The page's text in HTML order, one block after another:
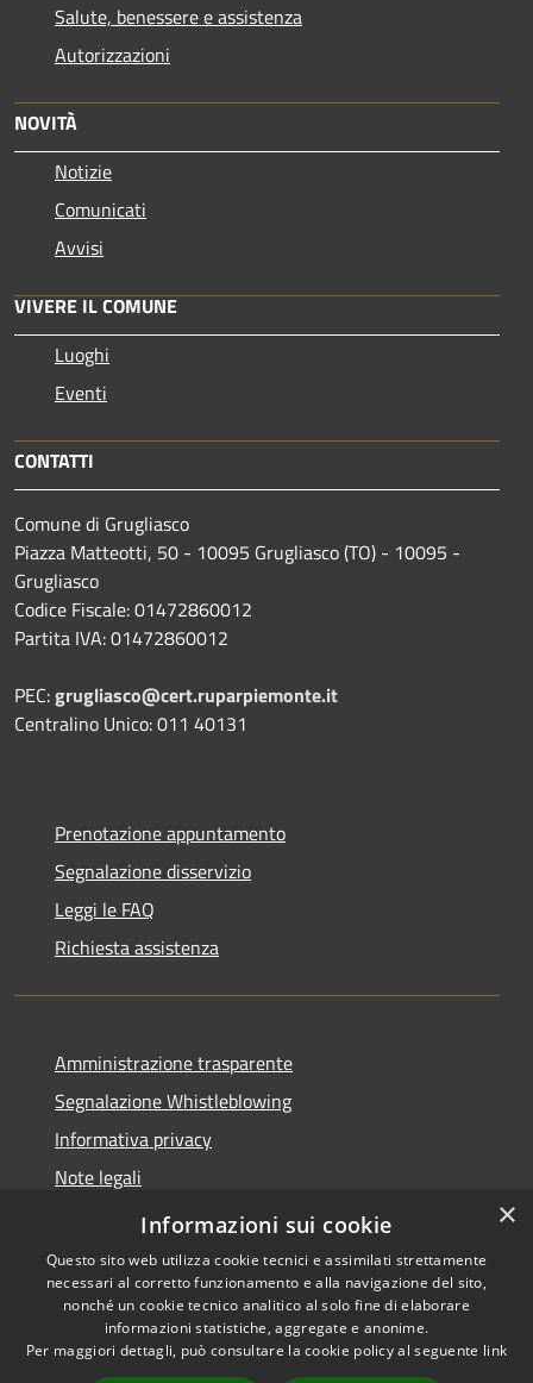
Salute, benessere e assistenza
Autorizzazioni
NOVITÀ
Notizie
Comunicati
Avvisi
VIVERE IL COMUNE
Luoghi
Eventi
CONTATTI
Comune di Grugliasco
Piazza Matteotti, 50 - 10095 Grugliasco (TO) - 10095 -
Grugliasco
Codice Fiscale: 01472860012
Partita IVA: 01472860012
PEC:grugliasco@cert.ruparpiemonte.it
Centralino Unico: 011 40131
Prenotazione appuntamento
Segnalazione disservizio
Leggi le FAQ
Richiesta assistenza
Amministrazione trasparente
Segnalazione Whistleblowing
Informativa privacy
Note legali
Dichiarazione di accessibilità
Accessibilità
Copyright © 2020 •
Comune di Grugliasco •
×
Informazioni sui cookie
Questo sito web utilizza cookie tecnici e assimilati strettamente
necessari al corretto funzionamento e alla navigazione del sito,
nonché un cookie tecnico analitico al solo fine di elaborare
informazioni statistiche, aggregate e anonime.
Per maggiori dettagli, può consultare la cookie policy al seguente link